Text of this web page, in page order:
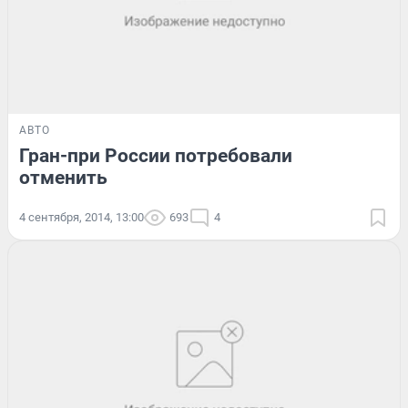
АВТО
Гран-при России потребовали
отменить
4 сентября, 2014, 13:00 693 4